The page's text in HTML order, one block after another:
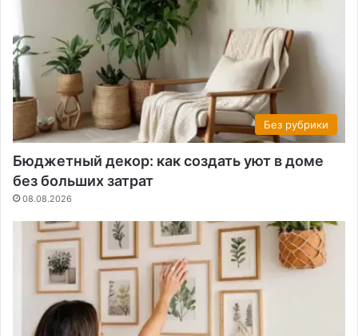
Без рубрики
Бюджетный декор: как создать уют в доме
без больших затрат
08.08.2026